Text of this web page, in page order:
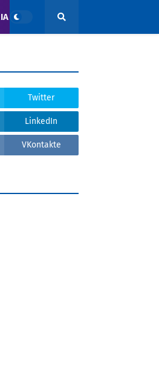
Twitter
LinkedIn
VKontakte